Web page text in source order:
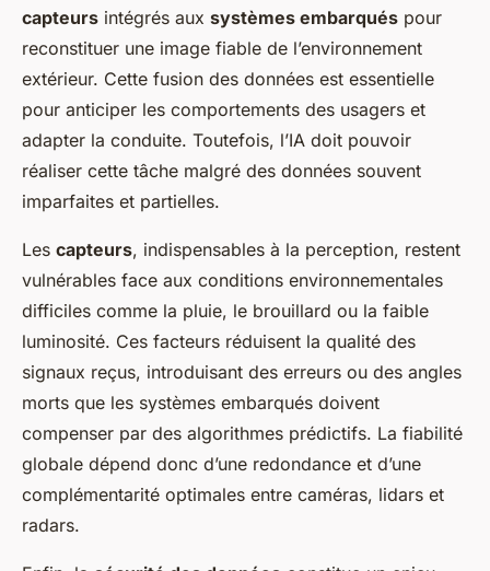
capteurs intégrés aux systèmes embarqués pour
reconstituer une image fiable de l’environnement
extérieur. Cette fusion des données est essentielle
pour anticiper les comportements des usagers et
adapter la conduite. Toutefois, l’IA doit pouvoir
réaliser cette tâche malgré des données souvent
imparfaites et partielles.
Les capteurs, indispensables à la perception, restent
vulnérables face aux conditions environnementales
difficiles comme la pluie, le brouillard ou la faible
luminosité. Ces facteurs réduisent la qualité des
signaux reçus, introduisant des erreurs ou des angles
morts que les systèmes embarqués doivent
compenser par des algorithmes prédictifs. La fiabilité
globale dépend donc d’une redondance et d’une
complémentarité optimales entre caméras, lidars et
radars.